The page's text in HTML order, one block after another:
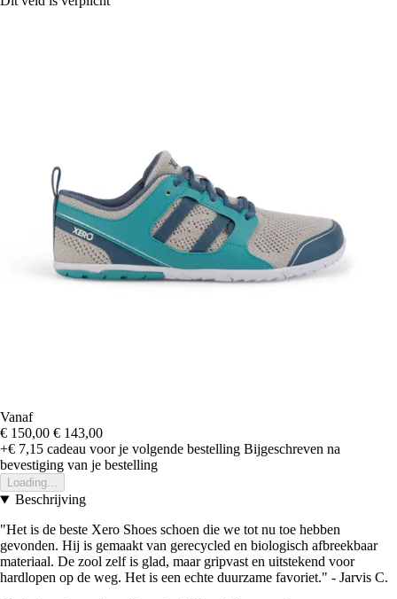
Vanaf
€ 150,00 € 143,00
+€ 7,15 cadeau voor je volgende bestelling Bijgeschreven na
bevestiging van je bestelling
Loading...
Beschrijving
"Het is de beste Xero Shoes schoen die we tot nu toe hebben
gevonden. Hij is gemaakt van gerecycled en biologisch afbreekbaar
materiaal. De zool zelf is glad, maar gripvast en uitstekend voor
hardlopen op de weg. Het is een echte duurzame favoriet." - Jarvis C.